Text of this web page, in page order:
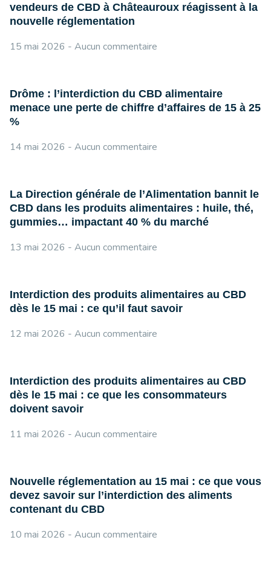
vendeurs de CBD à Châteauroux réagissent à la
nouvelle réglementation
15 mai 2026 Aucun commentaire
Drôme : l’interdiction du CBD alimentaire
menace une perte de chiffre d’affaires de 15 à 25
%
14 mai 2026 Aucun commentaire
La Direction générale de l’Alimentation bannit le
CBD dans les produits alimentaires : huile, thé,
gummies… impactant 40 % du marché
13 mai 2026 Aucun commentaire
Interdiction des produits alimentaires au CBD
dès le 15 mai : ce qu’il faut savoir
12 mai 2026 Aucun commentaire
Interdiction des produits alimentaires au CBD
dès le 15 mai : ce que les consommateurs
doivent savoir
11 mai 2026 Aucun commentaire
Nouvelle réglementation au 15 mai : ce que vous
devez savoir sur l’interdiction des aliments
contenant du CBD
10 mai 2026 Aucun commentaire